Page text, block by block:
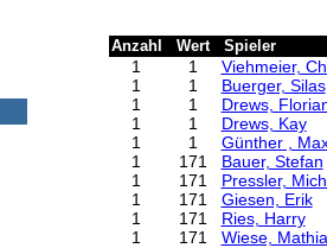
Anzahl Wert Spieler
1 1
Viehmeier,
1
1
Buerger, Silas
1
1
Drews,
1
1
Drews, Kay
1
1
Günther ,
1
171
Bauer, Stefan
1
171
Pressler,
1
171
Giesen, Erik
1
171
Ries, Harry
1
171
Wiese,